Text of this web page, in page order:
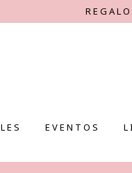
EVENTOS